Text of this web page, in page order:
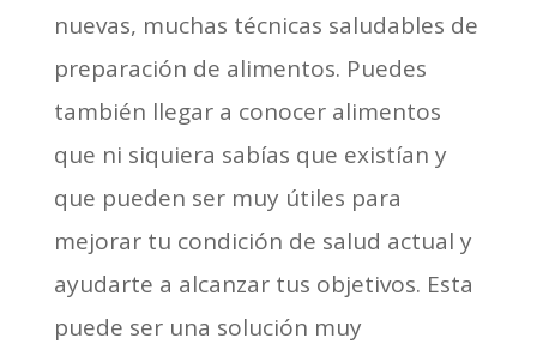
nuevas, muchas técnicas saludables de
preparación de alimentos. Puedes
también llegar a conocer alimentos
que ni siquiera sabías que existían y
que pueden ser muy útiles para
mejorar tu condición de salud actual y
ayudarte a alcanzar tus objetivos. Esta
puede ser una solución muy